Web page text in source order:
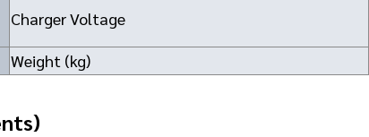
Charger Voltage
Weight (kg)